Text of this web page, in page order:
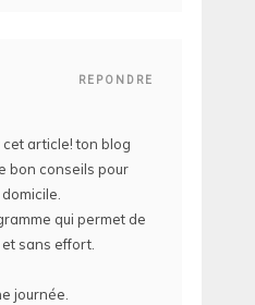
REPONDRE
article! ton blog
bon conseils pour
qui permet de
sans effort.
journée.